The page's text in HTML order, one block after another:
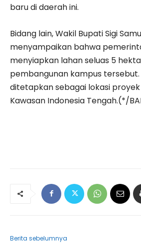
baru di daerah ini.
Bidang lain, Wakil Bupati Sigi
menyampaikan bahwa
menyiapkan lahan seluas 5
pembangunan kampus
ditetapkan sebagai lokasi
Kawasan Indonesia Tengah.(*/
Berita sebelumnya